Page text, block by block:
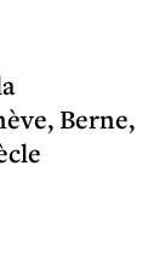
Berne,